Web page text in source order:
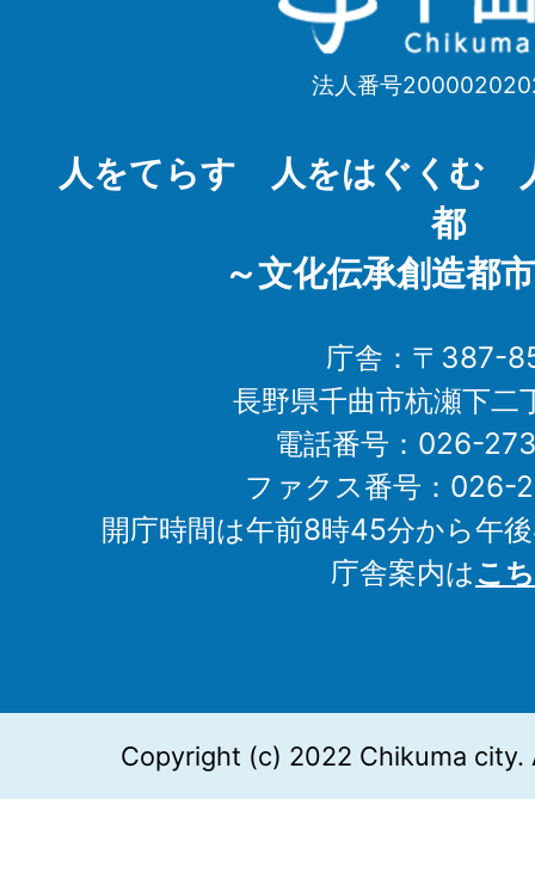
曲
Chikuma
法人番号
人をてらす 人をはぐくむ
都
～文化伝承創造都
庁舎：〒387-
長野県千曲市杭瀬下二
電話番号：026-
ファクス番号：026-
開庁時間は午前8時45分から午
庁舎案内はこ
Copyright (c) 2022 Chikuma city.